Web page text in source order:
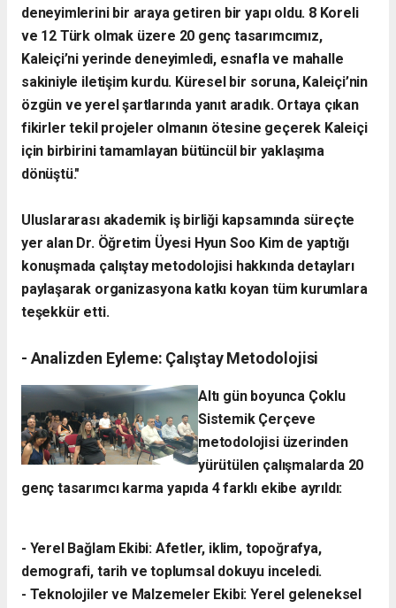
deneyimlerini bir araya getiren bir yapı oldu. 8 Koreli
ve 12 Türk olmak üzere 20 genç tasarımcımız,
Kaleiçi’ni yerinde deneyimledi, esnafla ve mahalle
sakiniyle iletişim kurdu. Küresel bir soruna, Kaleiçi’nin
özgün ve yerel şartlarında yanıt aradık. Ortaya çıkan
fikirler tekil projeler olmanın ötesine geçerek Kaleiçi
için birbirini tamamlayan bütüncül bir yaklaşıma
dönüştü."
​Uluslararası akademik iş birliği kapsamında süreçte
yer alan Dr. Öğretim Üyesi Hyun Soo Kim de yaptığı
konuşmada çalıştay metodolojisi hakkında detayları
paylaşarak organizasyona katkı koyan tüm kurumlara
teşekkür etti.
- ​Analizden Eyleme: Çalıştay Metodolojisi
​Altı gün boyunca Çoklu
Sistemik Çerçeve
metodolojisi üzerinden
yürütülen çalışmalarda 20
genç tasarımcı karma yapıda 4 farklı ekibe ayrıldı:
- ​Yerel Bağlam Ekibi: Afetler, iklim, topoğrafya,
demografi, tarih ve toplumsal dokuyu inceledi.
- ​Teknolojiler ve Malzemeler Ekibi: Yerel geleneksel